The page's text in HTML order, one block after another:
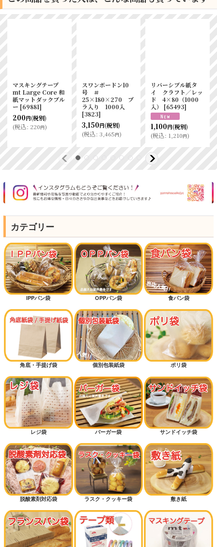
マスキングテープ
mt Large Core 和
紙マットダックブル
ー [69881]
200円(税別)
(税込: 220円)
スワンボードン10
号 ＃
25×180×270 プ
ラ入り 1000入
[3823]
3,150円(税別)
(税込: 3,465円)
リバーシブル紙タ
イ クラフト／レッ
ド 4×80（1000
入）
[65493]
1,100円(税別)
(税込: 1,210円)
カテゴリー
IPPパン袋 OPPパン袋 食パン袋
角底・手提げ袋 個別包装紙袋 ポリ袋
レジ袋 バーガー袋 サンドイッチ袋
脱酸素剤対応袋 ラスク・クッキー袋 敷き紙